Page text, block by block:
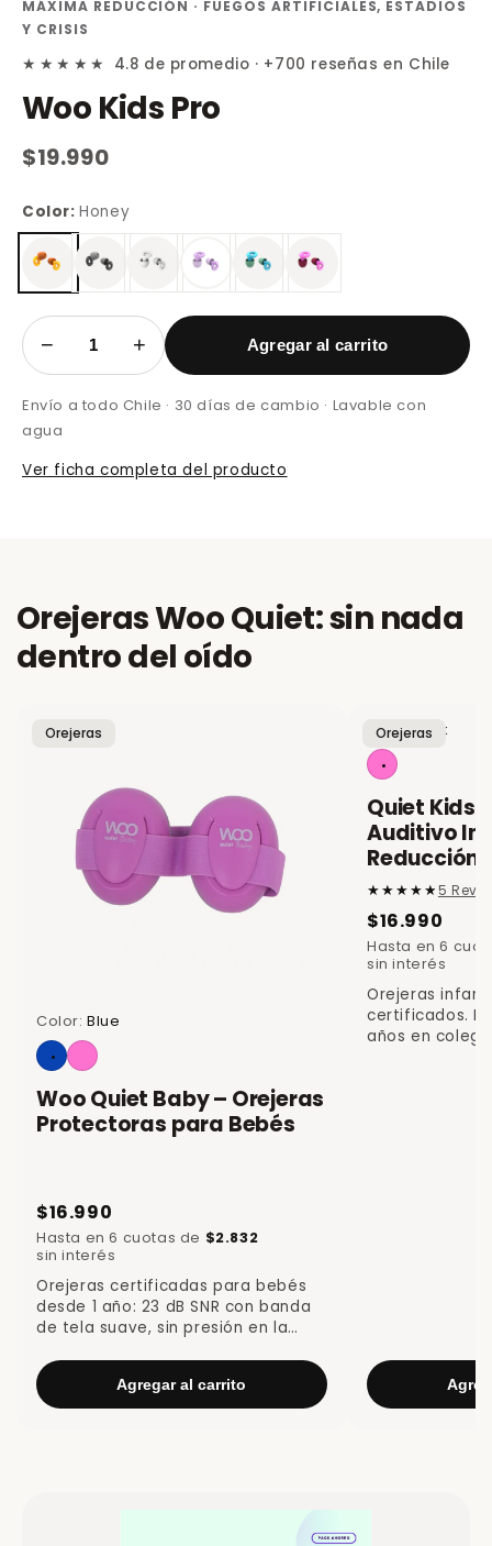
MÁXIMA REDUCCIÓN · FUEGOS ARTIFICIALES, ESTADIOS
Y CRISIS
★★★★★ 4.8 de promedio · +700 reseñas en Chile
Woo Kids Pro
$19.990
Color:Honey
− + Agregar al carrito
Envío a todo Chile · 30 días de cambio · Lavable con
agua
Ver ficha completa del producto
Orejeras Woo Quiet: sin nada
dentro del oído
Orejeras
Color:Blue
Woo Quiet Baby – Orejeras
Protectoras para Bebés
$16.990
Hasta en 6 cuotas de $2.832
sin interés
Orejeras certificadas para bebés
desde 1 año: 23 dB SNR con banda
de tela suave, sin presión en la
Agregar al carrito
Orejeras
Color:Pink
Quiet Kids
Auditivo
Reducción
5
$16.990
Hasta en 6
sin interés
Orejeras
certificados.
años en